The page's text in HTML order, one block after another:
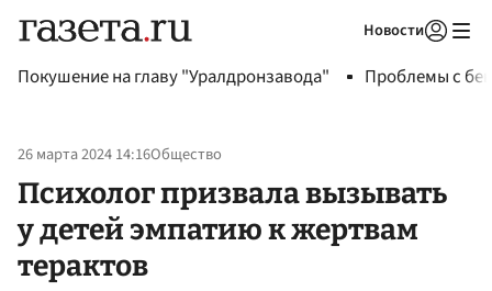
Новости
Покушение на главу "Уралдронзавода" Проблемы с
26 марта 2024 14:16Общество
Психолог призвала вызывать
у детей эмпатию к жертвам
терактов